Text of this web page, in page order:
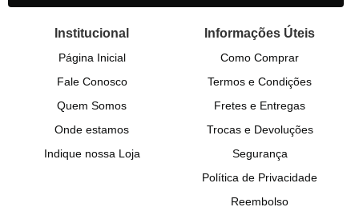
Institucional
Página Inicial
Fale Conosco
Quem Somos
Onde estamos
Indique nossa Loja
Informações Úteis
Como Comprar
Termos e Condições
Fretes e Entregas
Trocas e Devoluções
Segurança
Política de Privacidade
Reembolso